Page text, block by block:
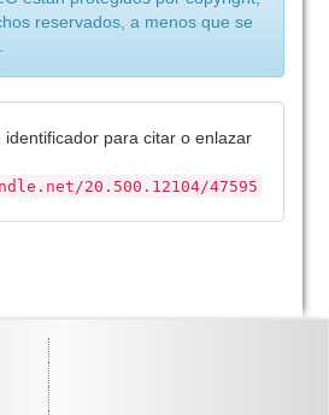
reservados, a menos que se
identificador para citar o enlazar
20.500.12104/47595